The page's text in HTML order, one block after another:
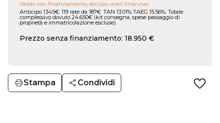
Valido con finanziamento, escluso oneri finanziari
Anticipo 1345€. 119 rate da 187€. TAN 13.01% TAEG 15.56%. Totale
complessivo dovuto 24.650€ (kit consegna, spese passaggio di
proprietà e immatricolazione escluse)
Prezzo senza finanziamento: 18.950 €
Stampa Condividi